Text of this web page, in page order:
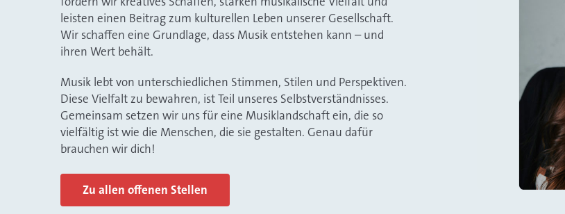
leisten einen Beitrag zum kulturellen Leben unserer Gesellschaft.
Wir schaffen eine Grundlage, dass Musik entstehen kann – und
ihren Wert behält.
Musik lebt von unterschiedlichen Stimmen, Stilen und Perspektiven.
Diese Vielfalt zu bewahren, ist Teil unseres Selbstverständnisses.
Gemeinsam setzen wir uns für eine Musiklandschaft ein, die so
vielfältig ist wie die Menschen, die sie gestalten. Genau dafür
brauchen wir dich!
Zu allen offenen Stellen